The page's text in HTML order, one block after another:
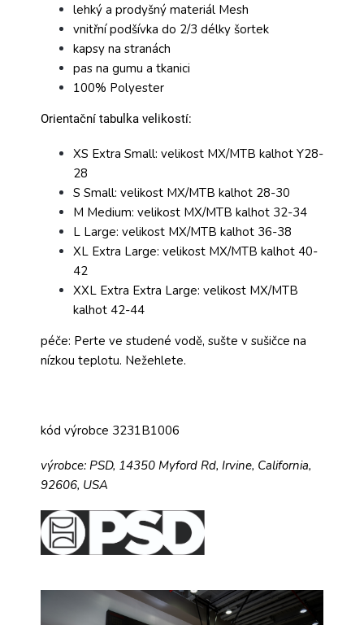
lehký a prodyšný materiál Mesh
vnitřní podšívka do 2/3 délky šortek
kapsy na stranách
pas na gumu a tkanici
100% Polyester
Orientační tabulka velikostí:
XS Extra Small: velikost MX/MTB kalhot Y28-
28
S Small: velikost MX/MTB kalhot 28-30
M Medium: velikost MX/MTB kalhot 32-34
L Large: velikost MX/MTB kalhot 36-38
XL Extra Large: velikost MX/MTB kalhot 40-
42
XXL Extra Extra Large: velikost MX/MTB
kalhot 42-44
péče: Perte ve studené vodě, sušte v sušičce na
nízkou teplotu. Nežehlete.
kód výrobce 3231B1006
výrobce: PSD, 14350 Myford Rd, Irvine, California,
92606, USA